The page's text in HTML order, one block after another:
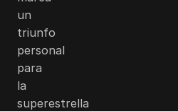
un
triunfo
personal
para
la
superestrella